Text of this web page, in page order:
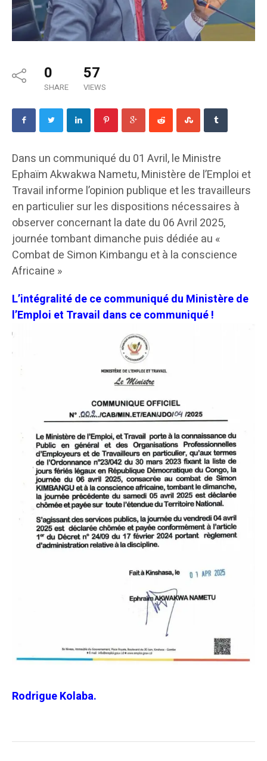
0
SHARE
57
VIEWS
Dans un communiqué du 01 Avril, le Ministre
Ephaïm Akwakwa Nametu, Ministère de l’Emploi et
Travail informe l’opinion publique et les travailleurs
en particulier sur les dispositions nécessaires à
observer concernant la date du 06 Avril 2025,
journée tombant dimanche puis dédiée au «
Combat de Simon Kimbangu et à la conscience
Africaine »
L’intégralité de ce communiqué du Ministère de
l’Emploi et Travail dans ce communiqué !
Rodrigue Kolaba.